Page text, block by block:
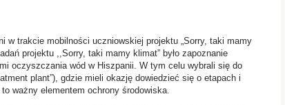
w trakcie mobilności uczniowskiej projektu „Sorry, taki mamy
projektu ,,Sorry, taki mamy klimat” było zapoznanie
oczyszczania wód w Hiszpanii. W tym celu wybrali się do
plant”), gdzie mieli okazję dowiedzieć się o etapach i
ważny elementem ochrony środowiska.